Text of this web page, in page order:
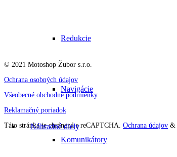
Redukcie
Navigácie
Komunikátory
Náhradné diely
© 2021 Motoshop Žubor s.r.o.
Ochrana osobných údajov
Všeobecné obchodné podmienky
Reklamačný poriadok
Táto stránka je chránená s reCAPTCHA. Ochrana údajov &